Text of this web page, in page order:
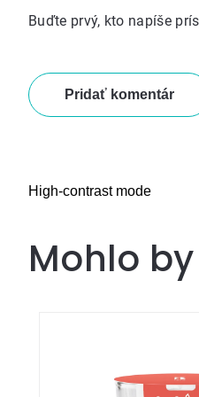
Buďte prvý, kto napíše
Pridať komentár
High-contrast mode
Mohlo